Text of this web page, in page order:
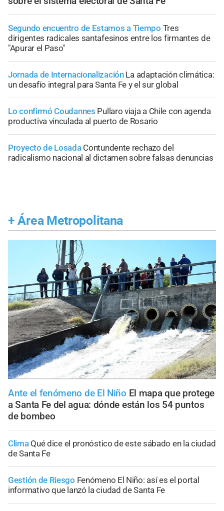
Segundo encuentro de Estamos a Tiempo Tres
dirigentes radicales santafesinos entre los firmantes de
"Apurar el Paso"
Jornada de Internacionalización La adaptación climática:
un desafío integral para Santa Fe y el sur global
Lo confirmó Coudannes Pullaro viaja a Chile con agenda
productiva vinculada al puerto de Rosario
Proyecto de Losada Contundente rechazo del
radicalismo nacional al dictamen sobre falsas denuncias
+ Área Metropolitana
Ante el fenómeno de El Niño El mapa que protege
a Santa Fe del agua: dónde están los 54 puntos
de bombeo
Clima Qué dice el pronóstico de este sábado en la ciudad
de Santa Fe
Gestión de Riesgo Fenómeno El Niño: así es el portal
informativo que lanzó la ciudad de Santa Fe